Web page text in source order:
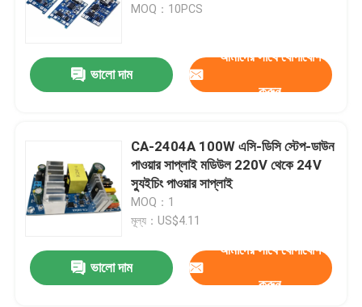
আমাদের সম্পর্কে
কারখানা পরিদর্শন
MOQ：10PCS
ভালো দাম
আমাদের সাথে যোগাযোগ
করুন
CA-2404A 100W এসি-ডিসি স্টেপ-ডাউন
পাওয়ার সাপ্লাই মডিউল 220V থেকে 24V
স্যুইচিং পাওয়ার সাপ্লাই
MOQ：1
মূল্য：US$4.11
ভালো দাম
আমাদের সাথে যোগাযোগ
করুন